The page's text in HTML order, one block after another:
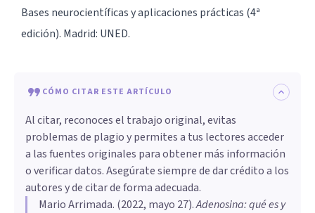
Bases neurocientíficas y aplicaciones prácticas (4ª
edición). Madrid: UNED.
CÓMO CITAR ESTE ARTÍCULO
Al citar, reconoces el trabajo original, evitas
problemas de plagio y permites a tus lectores acceder
a las fuentes originales para obtener más información
o verificar datos. Asegúrate siempre de dar crédito a los
autores y de citar de forma adecuada.
Mario Arrimada. (2022, mayo 27).Adenosina: qué es y